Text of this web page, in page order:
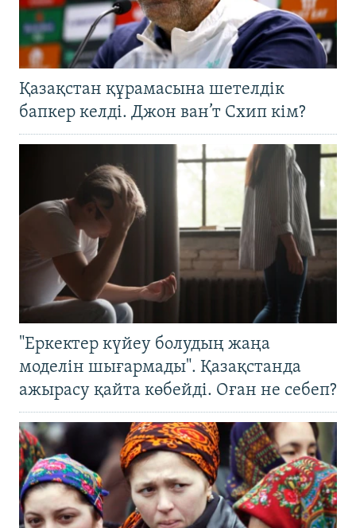
Қазақстан құрамасына шетелдік
бапкер келді. Джон ван’т Схип кім?
"Еркектер күйеу болудың жаңа
моделін шығармады". Қазақстанда
ажырасу қайта көбейді. Оған не себеп?